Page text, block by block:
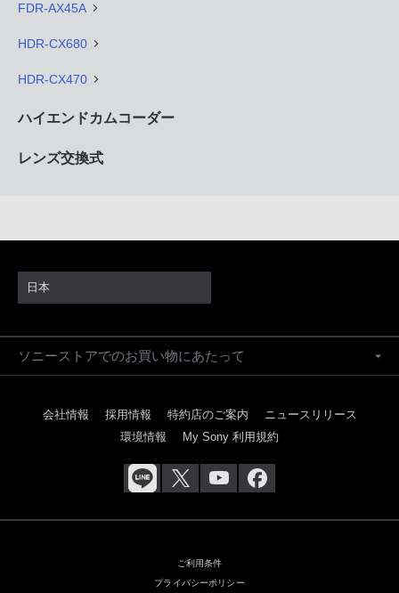
FDR-AX45A
HDR-CX680
HDR-CX470
ハイエンドカムコーダー
レンズ交換式
日本
ソニーストアでのお買い物にあたって
会社情報 採用情報 特約店のご案内
ニュースリリース
環境情報
My Sony 利用規約
ご利用条件
プライバシーポリシー